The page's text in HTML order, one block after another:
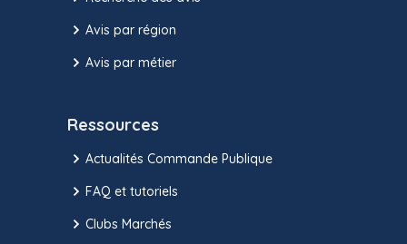
Avis par région
Avis par métier
Ressources
Actualités Commande Publique
FAQ et tutoriels
Clubs Marchés